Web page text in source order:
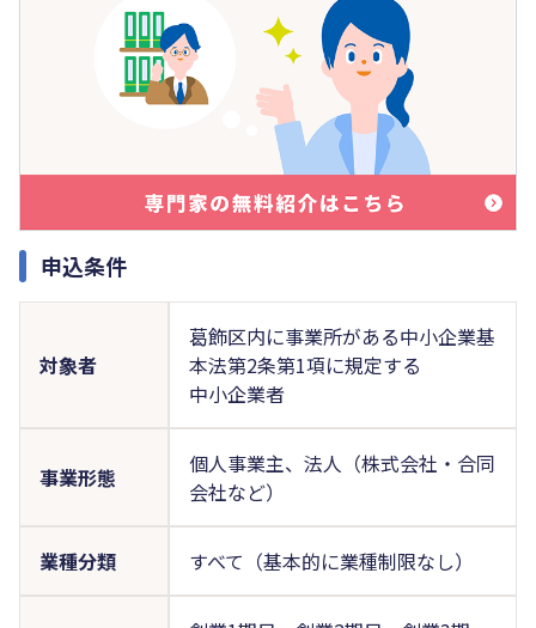
申込条件
対象者
葛飾区内に事業所がある中小企業基
本法第2条第1項に規定する
中小企業者
事業形態
個人事業主、法人（株式会社・合同
会社など）
業種分類 すべて（基本的に業種制限なし）